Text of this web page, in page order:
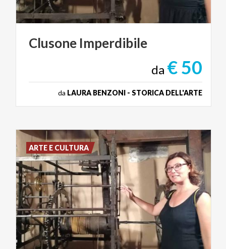
Clusone Imperdibile
da € 50
da LAURA BENZONI - STORICA DELL'ARTE
ARTE E CULTURA